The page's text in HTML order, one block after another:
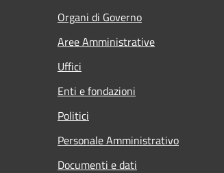
Organi di Governo
Aree Amministrative
Uffici
Enti e fondazioni
Politici
Personale Amministrativo
Documenti e dati